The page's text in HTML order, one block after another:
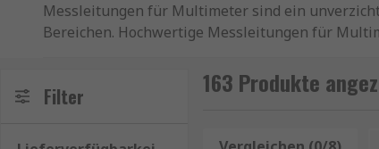
Messleitungen für Multimeter sind ein
Bereichen. Hochwertige Messleitungen für
stets optimale Ergebnisse liefert.
,
Filter 163 Produkte